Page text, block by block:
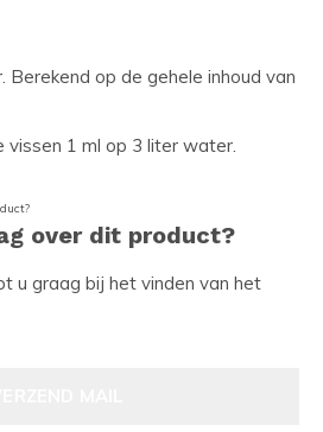
op de gehele inhoud van
vissen 1 ml op 3 liter water.
over dit product?
u graag bij het vinden van het